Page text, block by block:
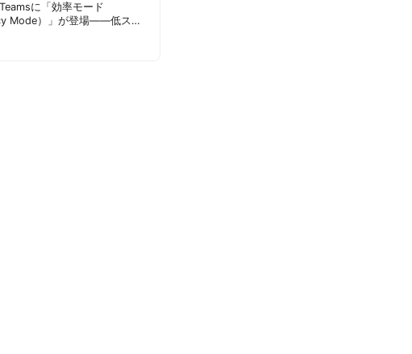
に「効率モード
Mode）」が登場——低スペ
のリソース消費を自動最適化 |